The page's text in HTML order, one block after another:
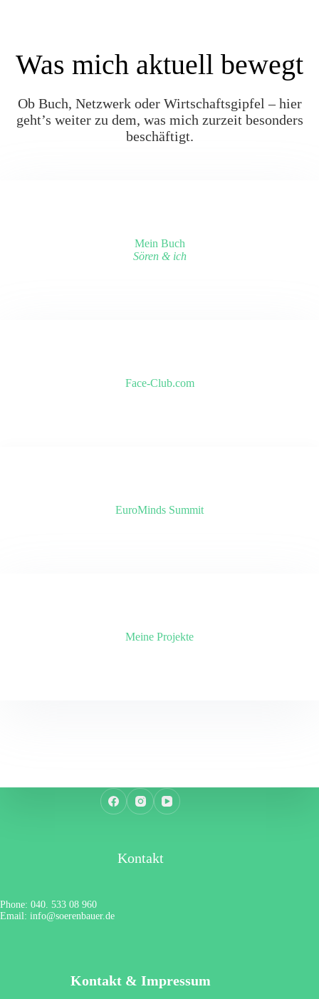
Was mich aktuell bewegt
Ob Buch, Netzwerk oder Wirtschaftsgipfel – hier
geht’s weiter zu dem, was mich zurzeit besonders
beschäftigt.
Mein Buch
Sören & ich
Face-Club.com
EuroMinds Summit
Meine Projekte
Kontakt
Phone: 040. 533 08 960
Email: info@soerenbauer.de
Kontakt & Impressum